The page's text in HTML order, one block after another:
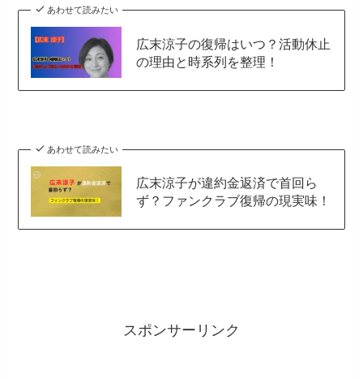
あわせて読みたい
広末涼子の復帰はいつ？活動休止
の理由と時系列を整理！
あわせて読みたい
広末涼子が違約金返済で首回ら
ず？ファンクラブ復帰の現実味！
スポンサーリンク